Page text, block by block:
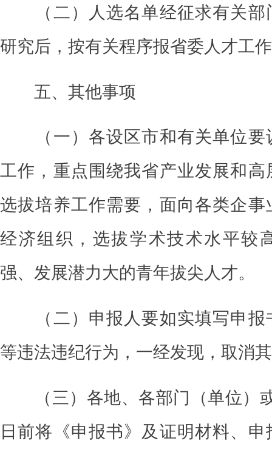
（二）人选名单经征求有关
研究后，按有关程序报省委人才工
五、其他事项
（一）各设区市和有关单位
工作，重点围绕我省产业发展和高
选拔培养工作需要，面向各类企事
经济组织，选拔学术技术水平较
强、发展潜力大的青年拔尖人才。
（二）申报人要如实填写申
等违法违纪行为，一经发现，取消
（三）各地、各部门（单位）
日前将《申报书》及证明材料、